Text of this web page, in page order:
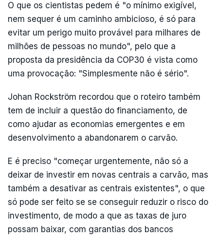
O que os cientistas pedem é "o mínimo exigível,
nem sequer é um caminho ambicioso, é só para
evitar um perigo muito provável para milhares de
milhões de pessoas no mundo", pelo que a
proposta da presidência da COP30 é vista como
uma provocação: "Simplesmente não é sério".
Johan Rockström recordou que o roteiro também
tem de incluir a questão do financiamento, de
como ajudar as economias emergentes e em
desenvolvimento a abandonarem o carvão.
E é preciso "começar urgentemente, não só a
deixar de investir em novas centrais a carvão, mas
também a desativar as centrais existentes", o que
só pode ser feito se se conseguir reduzir o risco do
investimento, de modo a que as taxas de juro
possam baixar, com garantias dos bancos